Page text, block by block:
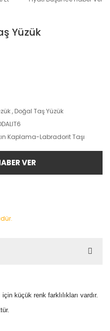
Yüzük
, Doğal Taş Yüzük
Kaplama-Labradorit Taşı
VER
küçük renk farklılıkları vardır.